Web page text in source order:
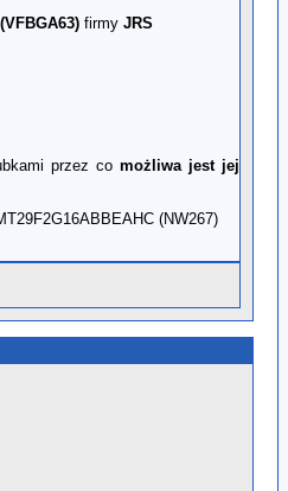
firmy JRS
przez comożliwa jest jej
(NW267)